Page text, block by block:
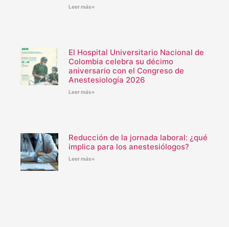
Leer más»
El Hospital Universitario Nacional de
Colombia celebra su décimo
aniversario con el Congreso de
Anestesiología 2026
Leer más»
Reducción de la jornada laboral: ¿qué
implica para los anestesiólogos?
Leer más»